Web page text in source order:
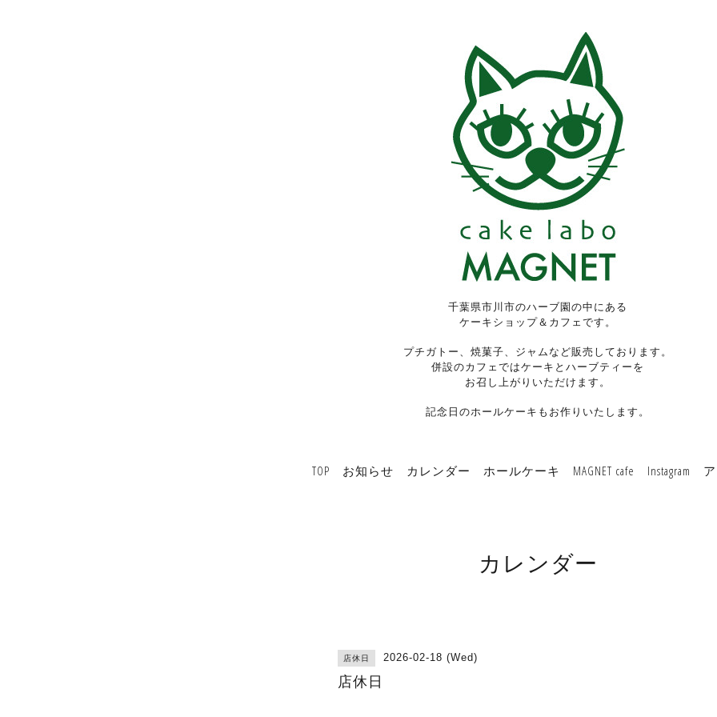
千葉県市川市のハーブ園の中にある
ケーキショップ＆カフェです。
プチガトー、焼菓子、ジャムなど販売しております。
併設のカフェではケーキとハーブティーを
お召し上がりいただけます。
記念日のホールケーキもお作りいたします。
TOP お知らせ カレンダー ホールケーキ MAGNET cafe Instagram
カレンダー
店休日 2026-02-18 (Wed)
店休日